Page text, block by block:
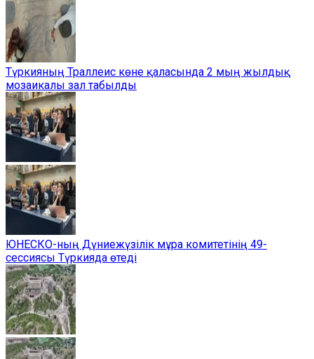
Түркияның Траллеис көне қаласында 2 мың жылдық
мозаикалы зал табылды
ЮНЕСКО-ның Дүниежүзілік мұра комитетінің 49-
сессиясы Түркияда өтеді